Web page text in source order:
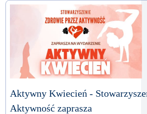
Aktywny Kwiecień -
Aktywność zaprasza